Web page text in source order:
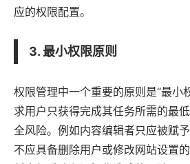
应的权限配置。
3. 最小权限原则
权限管理中一个重要的原则是“最小
求用户只获得完成其任务所需的最
全风险。例如内容编辑者只应被赋
不应具备删除用户或修改网站设置